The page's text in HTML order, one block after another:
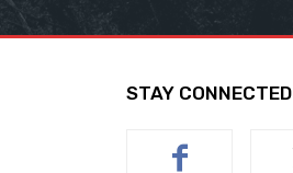
STAY CONNECTED